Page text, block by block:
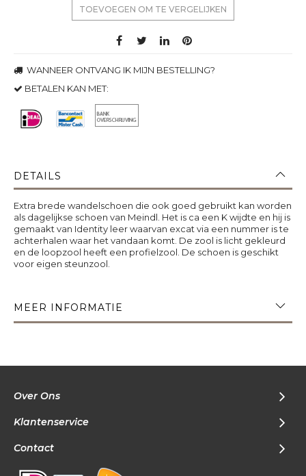
TOEVOEGEN OM TE VERGELIJKEN
WANNEER ONTVANG IK MIJN BESTELLING?
BETALEN KAN MET:
DETAILS
Extra brede wandelschoen die ook goed gebruikt kan worden
als dagelijkse schoen van Meindl. Het is ca een K wijdte en hij is
gemaakt van Identity leer waarvan excat via een nummer is te
achterhalen waar het vandaan komt. De zool is licht gekleurd
en de loopzool heeft een profielzool. De schoen is geschikt
voor eigen steunzool.
MEER INFORMATIE
Over Ons
Klantenservice
Contact